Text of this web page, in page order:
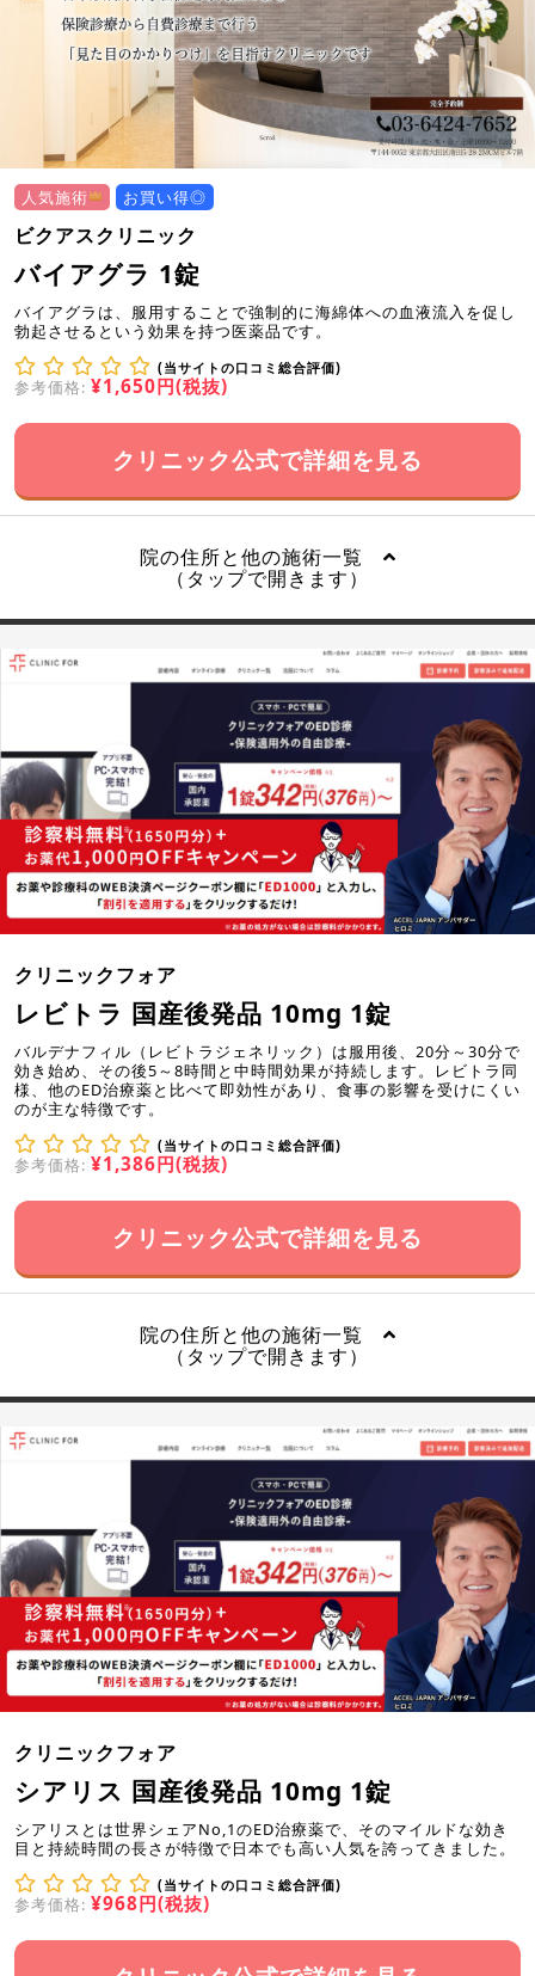
人気施術 お買い得◎
ビクアスクリニック
バイアグラ 1錠
バイアグラは、服用することで強制的に海綿体への血液流入を促し
勃起させるという効果を持つ医薬品です。
(当サイトの口コミ総合評価)
参考価格: ¥1,650円(税抜)
クリニック公式で詳細を見る
院の住所と他の施術一覧
（タップで開きます）
クリニックフォア
レビトラ 国産後発品 10mg 1錠
バルデナフィル（レビトラジェネリック）は服用後、20分～30分で
効き始め、その後5～8時間と中時間効果が持続します。レビトラ同
様、他のED治療薬と比べて即効性があり、食事の影響を受けにくい
のが主な特徴です。
(当サイトの口コミ総合評価)
参考価格: ¥1,386円(税抜)
クリニック公式で詳細を見る
院の住所と他の施術一覧
（タップで開きます）
クリニックフォア
シアリス 国産後発品 10mg 1錠
シアリスとは世界シェアNo,1のED治療薬で、そのマイルドな効き
目と持続時間の長さが特徴で日本でも高い人気を誇ってきました。
(当サイトの口コミ総合評価)
参考価格: ¥968円(税抜)